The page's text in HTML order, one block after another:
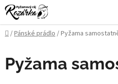
Přejít
na
obsah
Domů
/Pánské prádlo/Pyžama
Pyžama